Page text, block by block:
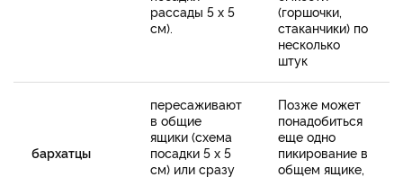
рассады 5 х 5
см).
(горшочки,
стаканчики) по
несколько
штук
бархатцы
пересаживают
в общие
ящики (схема
посадки 5 х 5
см) или сразу
Позже может
понадобиться
еще одно
пикирование в
общем ящике,